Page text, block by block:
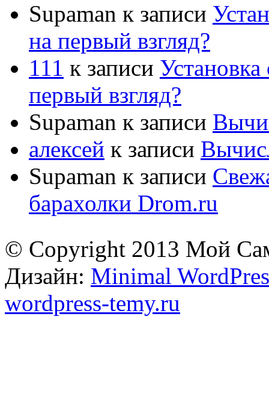
Supaman к записи
на первый взгляд?
111 к записи Установка
первый взгляд?
Supaman к записи
алексей к записи
Supaman к записи
барахолки Drom.ru
© Copyright 2013 Мой
Дизайн: Minimal
wordpress-temy.ru